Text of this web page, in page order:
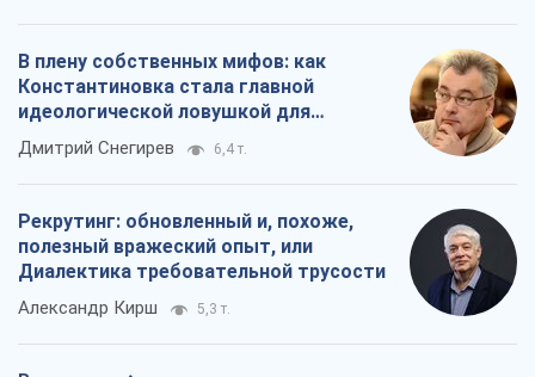
В плену собственных мифов: как
Константиновка стала главной
идеологической ловушкой для
российских оккупантов
Дмитрий Снегирев 6,4 т.
Рекрутинг: обновленный и, похоже,
полезный вражеский опыт, или
Диалектика требовательной трусости
Александр Кирш 5,3 т.